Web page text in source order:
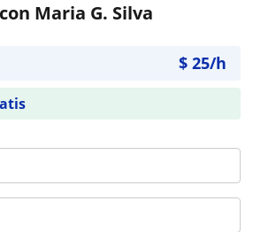
Maria G. Silva
$ 25/h